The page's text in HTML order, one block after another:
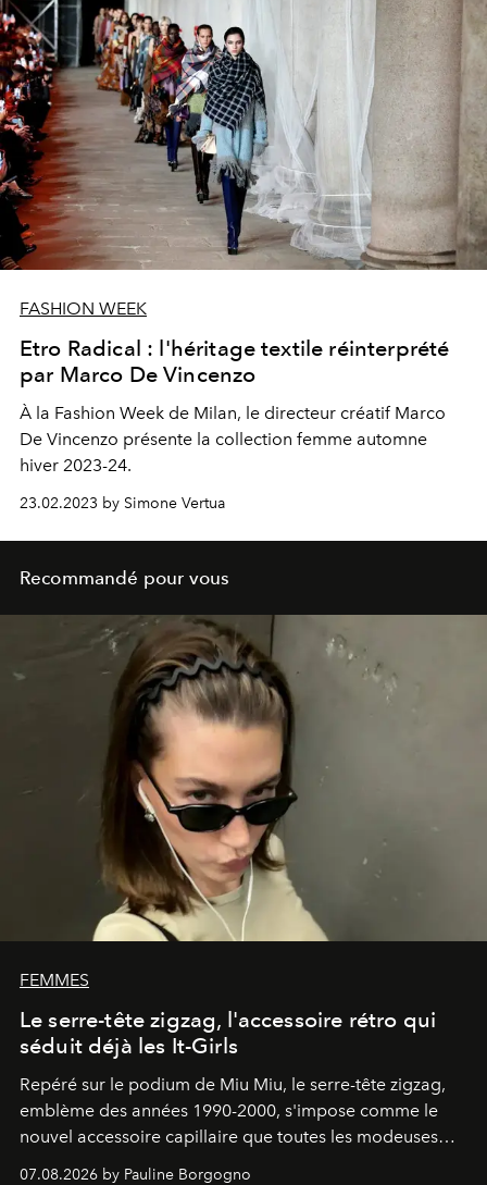
FASHION WEEK
Etro Radical : l'héritage textile réinterprété
par Marco De Vincenzo
À la Fashion Week de Milan, le directeur créatif Marco
De Vincenzo présente la collection femme automne
hiver 2023-24.
23.02.2023 by Simone Vertua
Recommandé pour vous
FEMMES
Le serre-tête zigzag, l'accessoire rétro qui
séduit déjà les It-Girls
Repéré sur le podium de Miu Miu, le serre-tête zigzag,
emblème des années 1990-2000, s'impose comme le
nouvel accessoire capillaire que toutes les modeuses
s'arrachent déjà.
07.08.2026 by Pauline Borgogno